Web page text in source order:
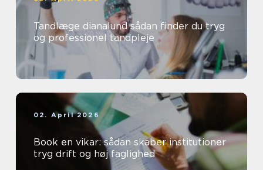
Tandlæge dianalund sådan finder du tryg
og professionel tandpleje
02. April 2026
Book en vikar: sådan skaber institutioner
tryg drift og høj faglighed